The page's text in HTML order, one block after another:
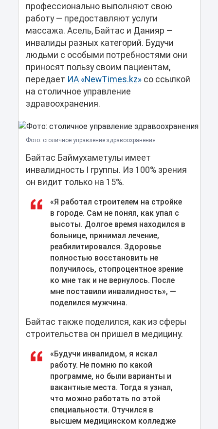
профессионально выполняют свою
работу — предоставляют услуги
массажа. Асель, Байтас и Данияр —
инвалиды разных категорий. Будучи
людьми с особыми потребностями они
приносят пользу своим пациентам,
передает ИА «NewTimes.kz»со ссылкой
на столичное управление
здравоохранения.
Фото: столичное управление здравоохранения
Байтас Баймухаметулы имеет
инвалидность I группы. Из 100% зрения
он видит только на 15%.
«Я работал строителем на стройке
в городе. Сам не понял, как упал с
высоты. Долгое время находился в
больнице, принимал лечение,
реабилитировался. Здоровье
полностью восстановить не
получилось, стопроцентное зрение
ко мне так и не вернулось. После
мне поставили инвалидность», —
поделился мужчина.
Байтас также поделился, как из сферы
строительства он пришел в медицину.
«Будучи инвалидом, я искал
работу. Не помню по какой
программе, но были варианты и
вакантные места. Тогда я узнал,
что можно работать по этой
специальности. Отучился в
высшем медицинском колледже